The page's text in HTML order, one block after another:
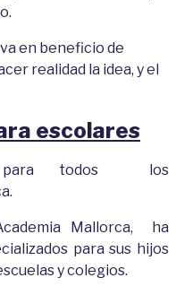
en beneficio de
realidad la idea, y el
escolares
para todos los
demia Mallorca, ha
para sus hijos
y colegios.